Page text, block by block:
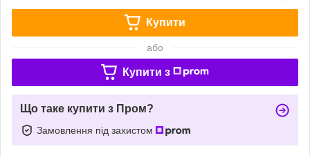
Купити
або
Купити з
Що таке купити з Пром?
Замовлення під захистом